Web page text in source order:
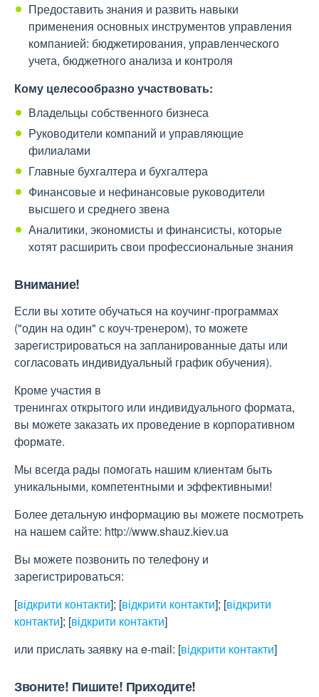
Предоставить знания и развить навыки
применения основных инструментов управления
компанией: бюджетирования, управленческого
учета, бюджетного анализа и контроля
Кому целесообразно участвовать:
Владельцы собственного бизнеса
Руководители компаний и управляющие
филиалами
Главные бухгалтера и бухгалтера
Финансовые и нефинансовые руководители
высшего и среднего звена
Аналитики, экономисты и финансисты, которые
хотят расширить свои профессиональные знания
Внимание!
Если вы хотите обучаться на коучинг-программах
("один на один" с коуч-тренером), то можете
зарегистрироваться на запланированные даты или
согласовать индивидуальный график обучения).
Кроме участия в
тренингах открытого или индивидуального формата,
вы можете заказать их проведение в корпоративном
формате.
Мы всегда рады помогать нашим клиентам быть
уникальными, компетентными и эффективными!
Более детальную информацию вы можете посмотреть
на нашем сайте: http://www.shauz.kіev.ua
Вы можете позвонить по телефону и
зарегистрироваться:
[відкрити контакти]; [відкрити контакти]; [відкрити
контакти]; [відкрити контакти]
или прислать заявку на e-maіl: [відкрити контакти]
Звоните! Пишите! Приходите!